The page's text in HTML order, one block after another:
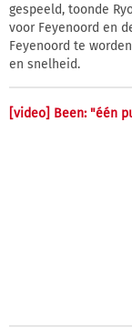
gespeeld, toonde
voor Feyenoord en
Feyenoord te
en snelheid.
[video] Been: "één